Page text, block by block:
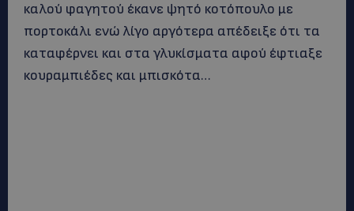
καλού φαγητού έκανε ψητό κοτόπουλο με
πορτοκάλι ενώ λίγο αργότερα απέδειξε ότι τα
καταφέρνει και στα γλυκίσματα αφού έφτιαξε
κουραμπιέδες και μπισκότα…